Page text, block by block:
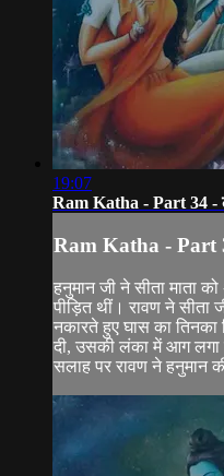
19:07
Ram Katha - Part 34 -
Ram Katha - Part
हनुमान जी ने सीता माता
पीड़ित थीं। रावण ने सीता
नकारते हुए घास का तिनका
दी, उसकी लंका में आग लगा
सलाह पर रावण ने